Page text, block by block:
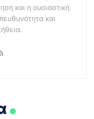
και η ουσιαστική
και
.